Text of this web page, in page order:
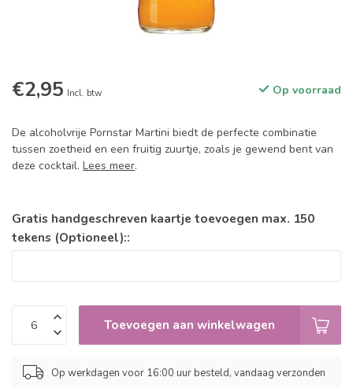
€2,95 Incl. btw Op voorraad
De alcoholvrije Pornstar Martini biedt de perfecte combinatie
tussen zoetheid en een fruitig zuurtje, zoals je gewend bent van
deze cocktail. Lees meer.
Gratis handgeschreven kaartje toevoegen max. 150
tekens (Optioneel)::
Toevoegen aan winkelwagen
Op werkdagen voor 16:00 uur besteld, vandaag verzonden